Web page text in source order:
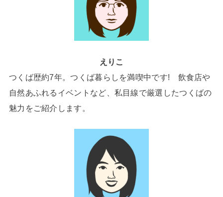
えりこ
つくば歴約7年。つくば暮らしを満喫中です! 飲食店や
自然あふれるイベントなど、私目線で厳選したつくばの
魅力をご紹介します。